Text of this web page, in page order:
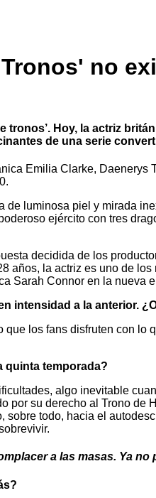
no
Hoy, la actriz
de una serie
Emilia Clarke, Daenerys
de luminosa piel y mirada
ejército con tres
decidida de los
años, la actriz es uno de
Sarah Connor en la nueva
intensidad a la anterior.
los fans disfruten con
quinta temporada?
algo inevitable
por su derecho al Trono
todo, hacia el
a las masas. Ya